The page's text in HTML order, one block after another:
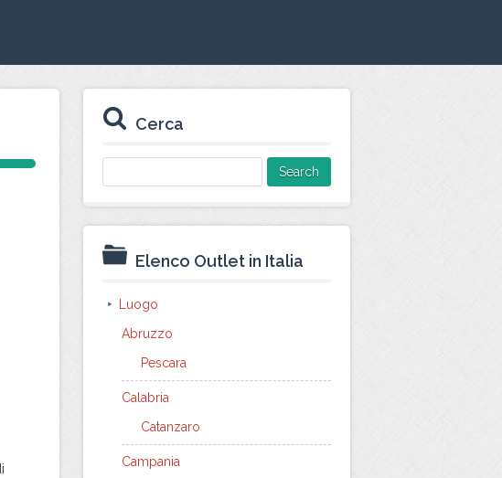
Cerca
for:
Elenco Outlet in Italia
Luogo
Abruzzo
Pescara
Calabria
Catanzaro
Campania